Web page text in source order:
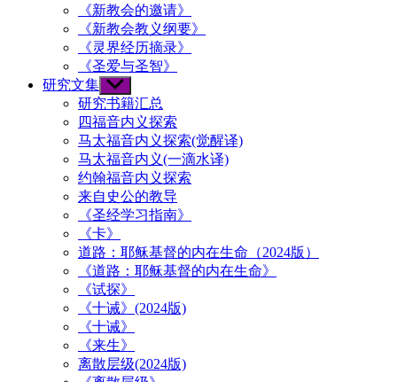
《新教会的邀请》
《新教会教义纲要》
《灵界经历摘录》
《圣爱与圣智》
研究文集 Show
sub
menu
研究书籍汇总
四福音内义探索
马太福音内义探索(觉醒译)
马太福音内义(一滴水译)
约翰福音内义探索
来自史公的教导
《圣经学习指南》
《卡》
道路：耶稣基督的内在生命（2024版）
《道路：耶稣基督的内在生命》
《试探》
《十诫》(2024版)
《十诫》
《来生》
离散层级(2024版)